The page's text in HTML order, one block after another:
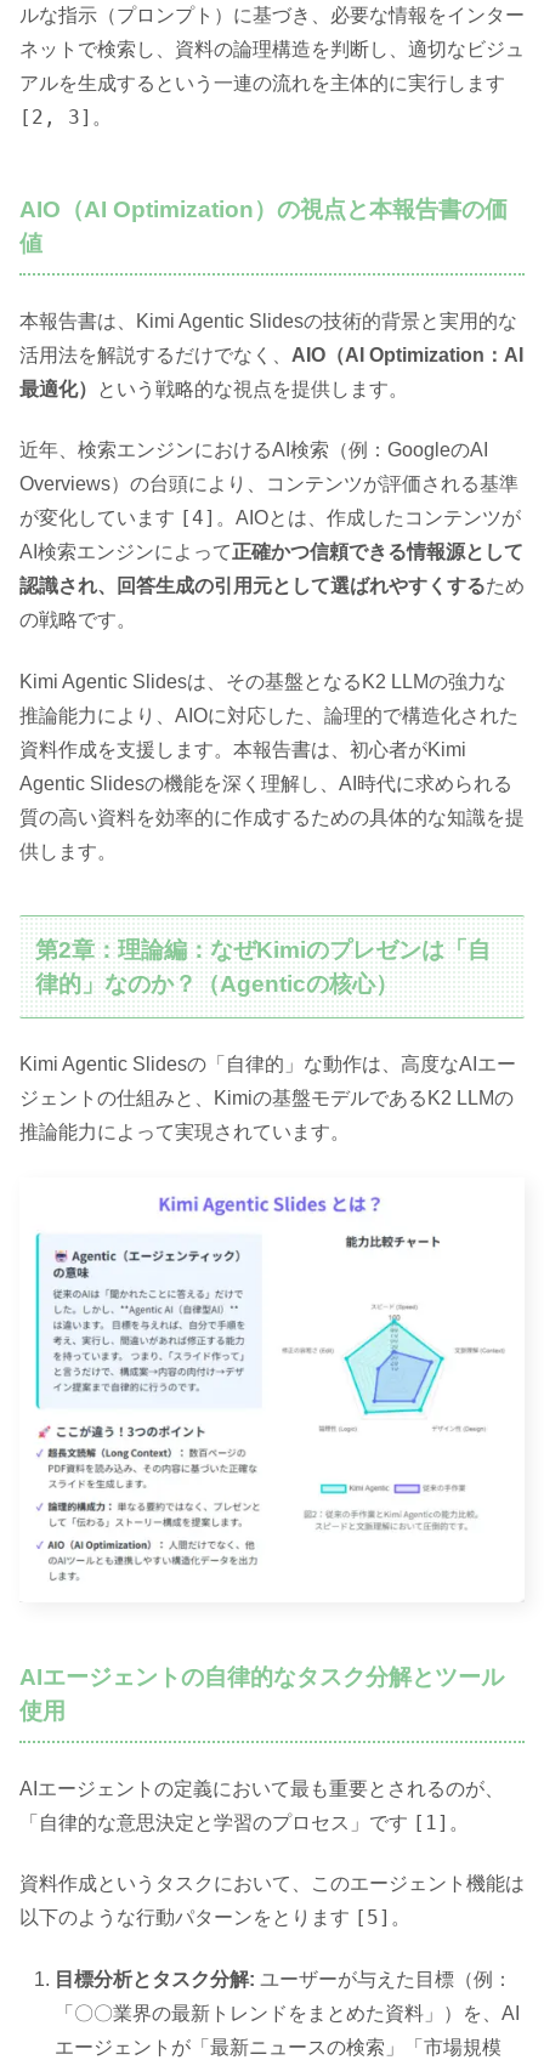
ルな指示（プロンプト）に基づき、必要な情報をインター
ネットで検索し、資料の論理構造を判断し、適切なビジュ
アルを生成するという一連の流れを主体的に実行します
[2, 3] 。
AIO（AI Optimization）の視点と本報告書の価
値
本報告書は、Kimi Agentic Slidesの技術的背景と実用的な
活用法を解説するだけでなく、 AIO（AI Optimization：AI
最適化）
という戦略的な視点を提供します。
近年、検索エンジンにおけるAI検索（例：GoogleのAI
Overviews）の台頭により、コンテンツが評価される基準
が変化しています [4] 。AIOとは、作成したコンテンツが
AI検索エンジンによって正確かつ信頼できる情報源として
認識され、回答生成の引用元として選ばれやすくするため
の戦略です。
Kimi Agentic Slidesは、その基盤となるK2 LLMの強力な
推論能力により、AIOに対応した、論理的で構造化された
資料作成を支援します。本報告書は、初心者がKimi
Agentic Slidesの機能を深く理解し、AI時代に求められる
質の高い資料を効率的に作成するための具体的な知識を提
供します。
第2章：理論編：なぜKimiのプレゼンは「自
律的」なのか？（Agenticの核心）
Kimi Agentic Slidesの「自律的」な動作は、高度なAIエー
ジェントの仕組みと、Kimiの基盤モデルであるK2 LLMの
推論能力によって実現されています。
AIエージェントの自律的なタスク分解とツール
使用
AIエージェントの定義において最も重要とされるのが、
「自律的な意思決定と学習のプロセス」です [1] 。
資料作成というタスクにおいて、このエージェント機能は
以下のような行動パターンをとります [5] 。
目標分析とタスク分解: ユーザーが与えた目標（例：
「〇〇業界の最新トレンドをまとめた資料」）を、AI
エージェントが「最新ニュースの検索」「市場規模